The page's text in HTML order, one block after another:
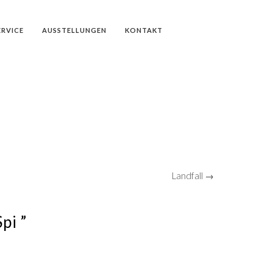
AUSSTELLUNGEN KONTAKT
Landfall →
”